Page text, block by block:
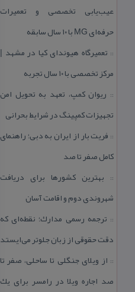
عیب‌یابی تخصصی و تعمیرات
حرفه‌ای MG با ۱۰ سال سابقه
:: تعمیرگاه هیوندای كیا در مشهد |
مركز تخصصی با ۱۰ سال تجربه
:: ریوان كمپ، تعهد به تحویل امن
تجهیزات كمپینگ در شرایط بحرانی
:: فریت بار از ایران به دبی؛ راهنمای
كامل صفر تا صد
:: بهترین كشورها برای دریافت
شهروندی دوم و اقامت آسان
:: ترجمه رسمی مدارك؛ نقطه‌ای كه
دقت حقوقی از زبان جلوتر می‌ایستد
:: از ویلای جنگلی تا ساحلی، صفر تا
صد اجاره ویلا در رامسر برای یك